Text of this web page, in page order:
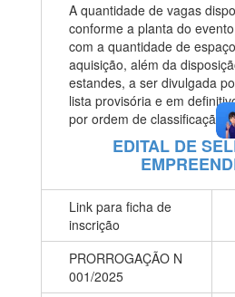
A quantidade de vagas
conforme a planta do
com a quantidade de
aquisição, além da
estandes, a ser divulgada
lista provisória e em
por ordem de classificação.
EDITAL DE
Link para ficha de
inscrição
PRORROGAÇÃO N
001/2025